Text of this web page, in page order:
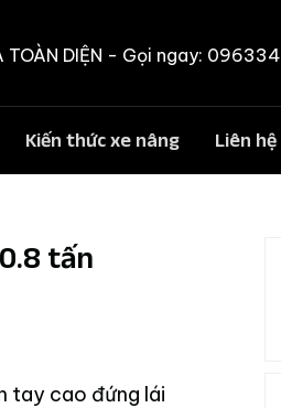
TOÀN DIỆN - Gọi ngay:
Kiến thức xe nâng Liên hệ
tấn
tay cao đứng lái